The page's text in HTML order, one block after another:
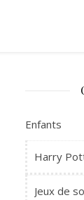
Enfants
Harry
Jeux de